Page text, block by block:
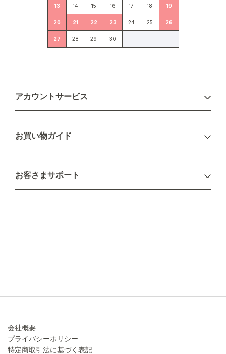
13 14 15 16 17 18 19
20 21 22 23 24 25 26
27 28 29 30
アカウントサービス
新規会員登録
お買い物ガイド
配送について
不良品・返品について
お客さまサポート
会社概要
プライバシーポリシー
特定商取引法に基づく表記